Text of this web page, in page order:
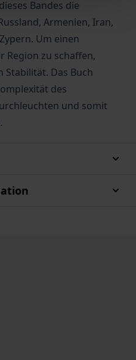
Bandes die
Armenien, Iran,
Um einen
Region zu schaffen,
Stabilität. Das Buch
des
und somit